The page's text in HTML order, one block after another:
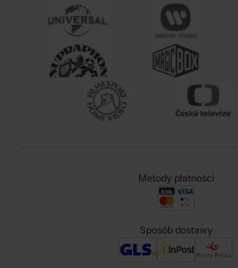
Metody płatności
Sposób dostawy